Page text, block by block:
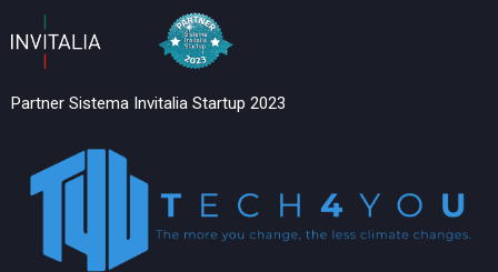
Partner Sistema Invitalia Startup 2023